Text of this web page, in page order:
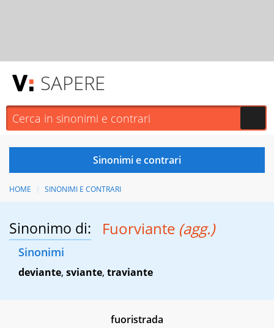
SAPERE
HOME SINONIMI E CONTRARI
Sinonimo di: Fuorviante (agg.)
Sinonimi
deviante, sviante, traviante
fuoristrada